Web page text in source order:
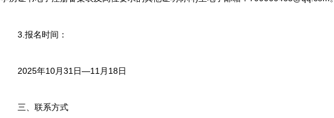
3.报名时间：
2025年10月31日—11月18日
三、联系方式